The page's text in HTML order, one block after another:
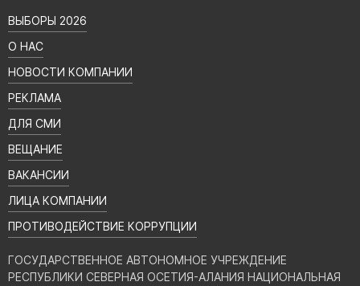
ВЫБОРЫ 2026
О НАС
НОВОСТИ КОМПАНИИ
РЕКЛАМА
ДЛЯ СМИ
ВЕЩАНИЕ
ВАКАНСИИ
ЛИЦА КОМПАНИИ
ПРОТИВОДЕЙСТВИЕ КОРРУПЦИИ
ГОСУДАРСТВЕННОЕ АВТОНОМНОЕ УЧРЕЖДЕНИЕ
РЕСПУБЛИКИ СЕВЕРНАЯ ОСЕТИЯ-АЛАНИЯ НАЦИОНАЛЬНАЯ